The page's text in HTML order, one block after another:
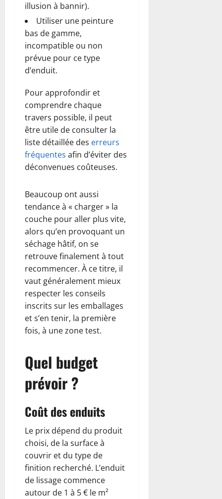
illusion à bannir).
Utiliser une peinture
bas de gamme,
incompatible ou non
prévue pour ce type
d’enduit.
Pour approfondir et
comprendre chaque
travers possible, il peut
être utile de consulter la
liste détaillée des erreurs
fréquentes afin d’éviter des
déconvenues coûteuses.
Beaucoup ont aussi
tendance à « charger » la
couche pour aller plus vite,
alors qu’en provoquant un
séchage hâtif, on se
retrouve finalement à tout
recommencer. À ce titre, il
vaut généralement mieux
respecter les conseils
inscrits sur les emballages
et s’en tenir, la première
fois, à une zone test.
Quel budget
prévoir ?
Coût des enduits
Le prix dépend du produit
choisi, de la surface à
couvrir et du type de
finition recherché. L’enduit
de lissage commence
autour de 1 à 5 € le m²